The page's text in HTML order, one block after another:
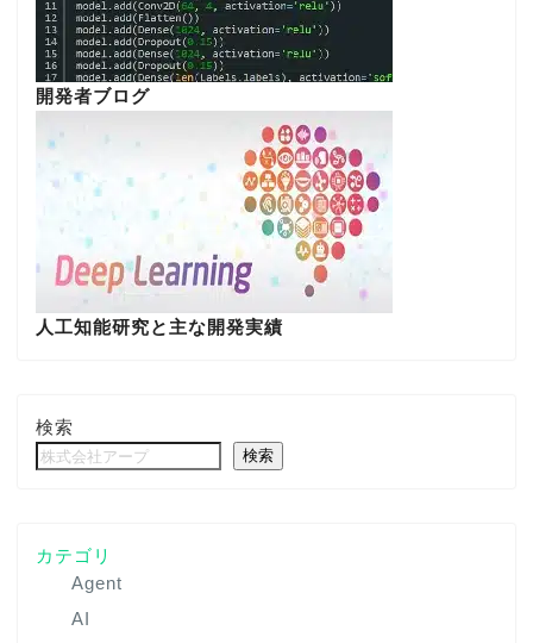
開発者ブログ
人工知能研究と主な開発実績
検索
検索
カテゴリ
Agent
AI